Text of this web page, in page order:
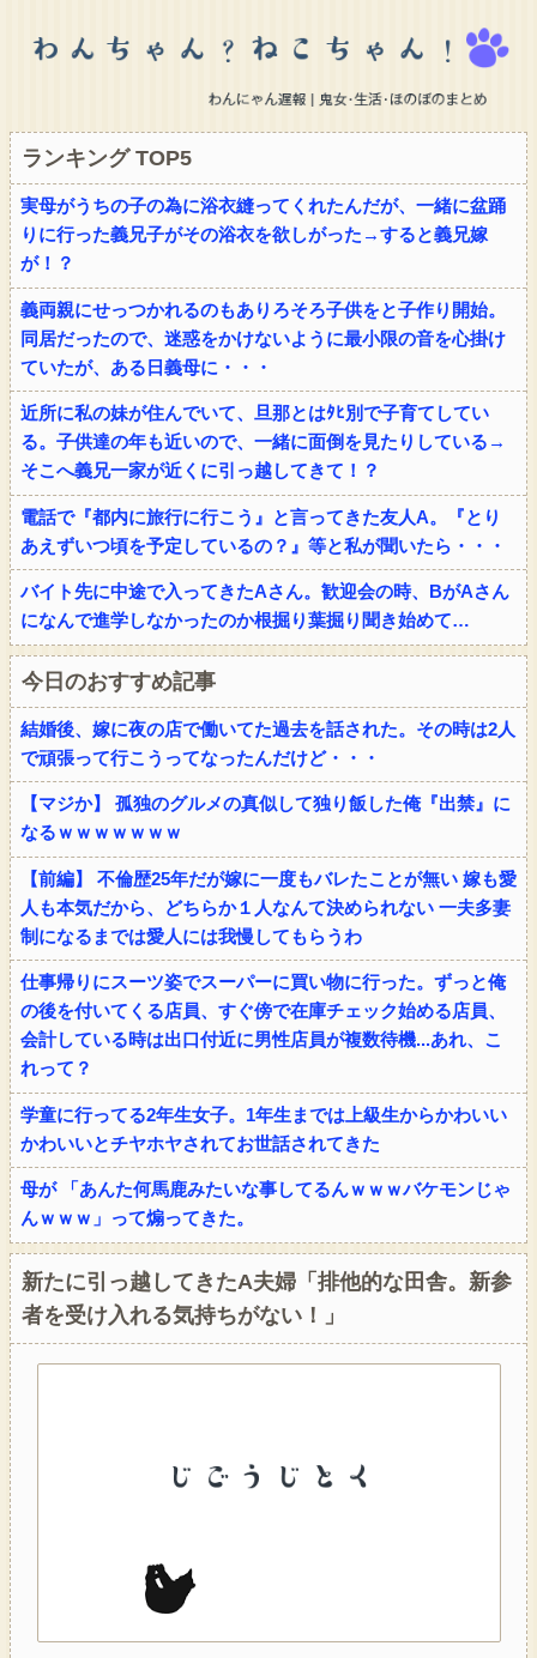
ランキング TOP5
実母がうちの子の為に浴衣縫ってくれたんだが、一緒に盆踊
りに行った義兄子がその浴衣を欲しがった→すると義兄嫁
が！？
義両親にせっつかれるのもありろそろ子供をと子作り開始。
同居だったので、迷惑をかけないように最小限の音を心掛け
ていたが、ある日義母に・・・
近所に私の妹が住んでいて、旦那とはﾀﾋ別で子育てしてい
る。子供達の年も近いので、一緒に面倒を見たりしている→
そこへ義兄一家が近くに引っ越してきて！？
電話で『都内に旅行に行こう』と言ってきた友人A。『とり
あえずいつ頃を予定しているの？』等と私が聞いたら・・・
バイト先に中途で入ってきたAさん。歓迎会の時、BがAさん
になんで進学しなかったのか根掘り葉掘り聞き始めて…
今日のおすすめ記事
結婚後、嫁に夜の店で働いてた過去を話された。その時は2人
で頑張って行こうってなったんだけど・・・
【マジか】 孤独のグルメの真似して独り飯した俺『出禁』に
なるｗｗｗｗｗｗｗ
【前編】 不倫歴25年だが嫁に一度もバレたことが無い 嫁も愛
人も本気だから、どちらか１人なんて決められない 一夫多妻
制になるまでは愛人には我慢してもらうわ
仕事帰りにスーツ姿でスーパーに買い物に行った。ずっと俺
の後を付いてくる店員、すぐ傍で在庫チェック始める店員、
会計している時は出口付近に男性店員が複数待機...あれ、こ
れって？
学童に行ってる2年生女子。1年生までは上級生からかわいい
かわいいとチヤホヤされてお世話されてきた
母が 「あんた何馬鹿みたいな事してるんｗｗｗバケモンじゃ
んｗｗｗ」って煽ってきた。
新たに引っ越してきたA夫婦「排他的な田舎。新参
者を受け入れる気持ちがない！」